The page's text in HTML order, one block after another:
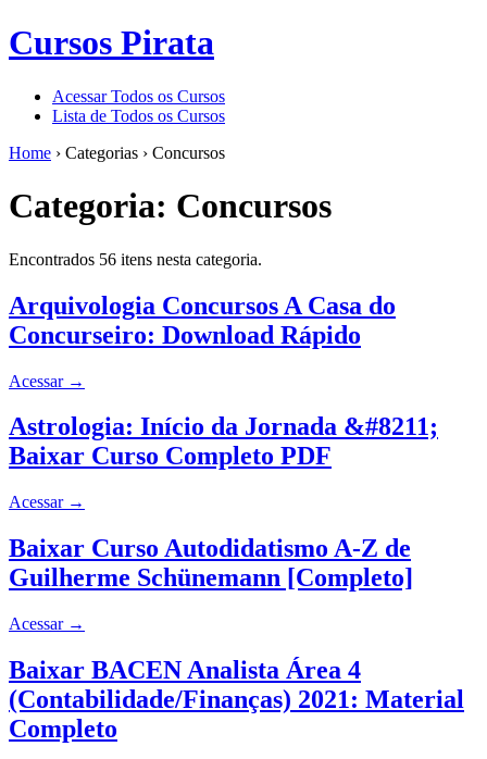
Cursos Pirata
Acessar Todos os Cursos
Lista de Todos os Cursos
Home › Categorias › Concursos
Categoria: Concursos
Encontrados 56 itens nesta categoria.
Arquivologia Concursos A Casa do
Concurseiro: Download Rápido
Acessar →
Astrologia: Início da Jornada &#8211;
Baixar Curso Completo PDF
Acessar →
Baixar Curso Autodidatismo A-Z de
Guilherme Schünemann [Completo]
Acessar →
Baixar BACEN Analista Área 4
(Contabilidade/Finanças) 2021: Material
Completo